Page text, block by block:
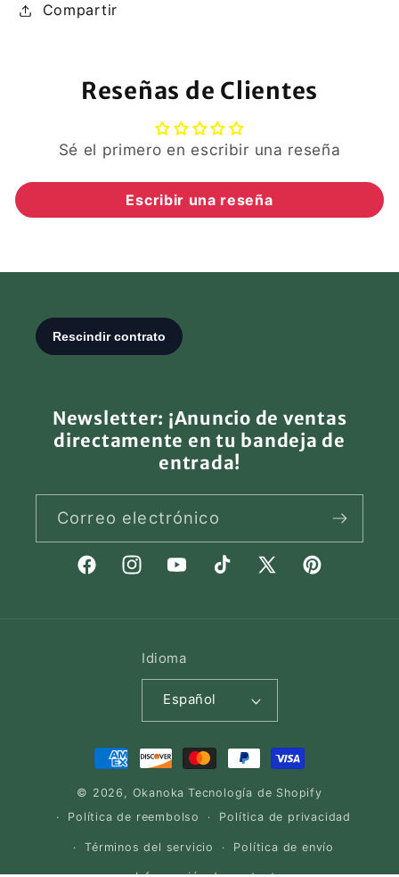
Compartir
Reseñas de Clientes
Sé el primero en escribir una reseña
Escribir una reseña
Newsletter: ¡Anuncio de ventas
directamente en tu bandeja de
entrada!
Correo electrónico
FacebookInstagramYouTubeTikTok X
Pinterest
Idioma
Español
Formas
de
pago
© 2026, Okanoka Tecnología de Shopify
Política de reembolso
Política de privacidad
Términos del servicio Política de envío